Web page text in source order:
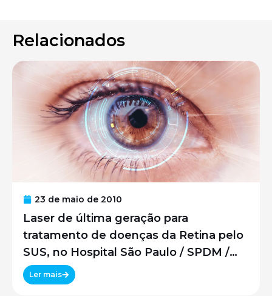
Relacionados
23 de maio de 2010
Laser de última geração para
tratamento de doenças da Retina pelo
SUS, no Hospital São Paulo / SPDM /
UNIFESP
Ler mais